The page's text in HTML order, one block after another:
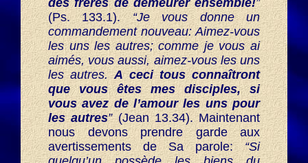
des frères de demeurer ensemble!”
(Ps. 133.1).“Je vous donne un
commandement nouveau: Aimez-vous
les uns les autres; comme je vous ai
aimés, vous aussi, aimez-vous les uns
les autres.A ceci tous connaîtront
que vous êtes mes disciples, si
vous avez de l’amour les uns pour
les autres”(Jean 13.34). Maintenant
nous devons prendre garde aux
avertissements de Sa parole:“Si